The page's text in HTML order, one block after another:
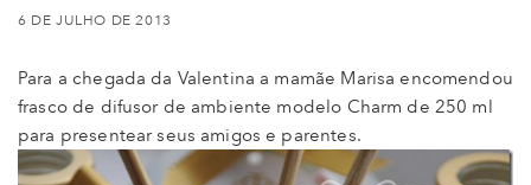
6 DE JULHO DE 2013
Para a chegada da Valentina a mamãe Marisa encomendou
frasco de difusor de ambiente modelo Charm de 250 ml
para presentear seus amigos e parentes.